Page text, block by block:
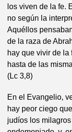
los viven de la fe.
no según la
Aquéllos
de la raza de
hay que vivir de la
hasta de las
(Lc 3,8)
En el Evangelio,
hay peor ciego
judíos los